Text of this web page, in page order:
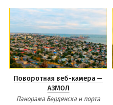
Поворотная веб-камера —
АЗМОЛ
Панорама Бердянска и порта